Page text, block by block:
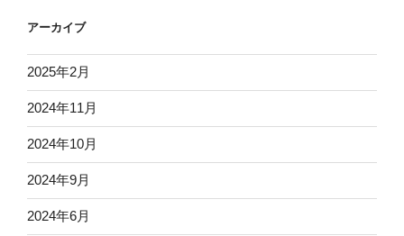
アーカイブ
2025年2月
2024年11月
2024年10月
2024年9月
2024年6月